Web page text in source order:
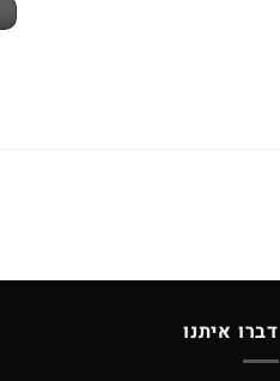
דברו איתנו